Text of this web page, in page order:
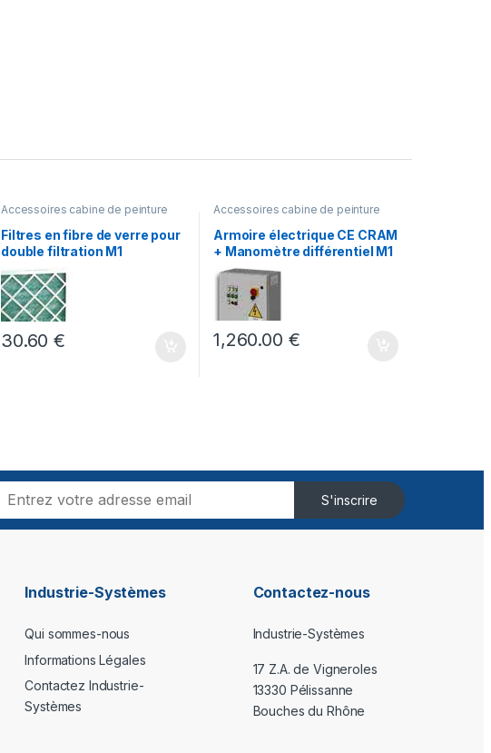
Accessoires cabine de peinture
Filtres en fibre de verre pour
double filtration M1
30.60€
Accessoires cabine de peinture
Armoire électrique CE CRAM
+ Manomètre différentiel M1
1,260.00 €
S'inscrire
Industrie-Systèmes
Qui sommes-nous
Informations Légales
Contactez Industrie-
Systèmes
Contactez-nous
Industrie-Systèmes
17 Z.A. de Vigneroles
13330 Pélissanne
Bouches du Rhône